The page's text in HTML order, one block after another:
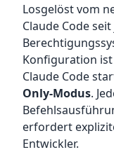
Losgelöst vom
Claude Code
Konfiguration
Claude Code
Only-Modus.
erfordert
Entwickler.